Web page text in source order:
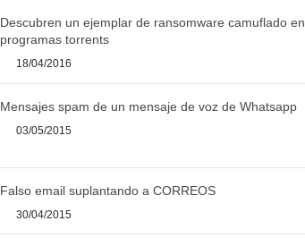
Descubren un ejemplar de ransomware camuflado en
programas torrents
18/04/2016
Mensajes spam de un mensaje de voz de Whatsapp
03/05/2015
Falso email suplantando a CORREOS
30/04/2015